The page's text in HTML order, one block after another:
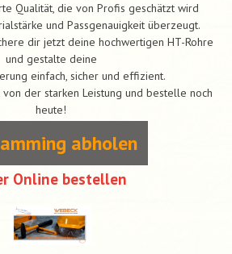
Qualität, die von Profis geschätzt wird
und Passgenauigkeit überzeugt.
dir jetzt deine hochwertigen HT-Rohre
und gestalte deine
einfach, sicher und effizient.
der starken Leistung und bestelle noch
heute!
abholen
Online bestellen